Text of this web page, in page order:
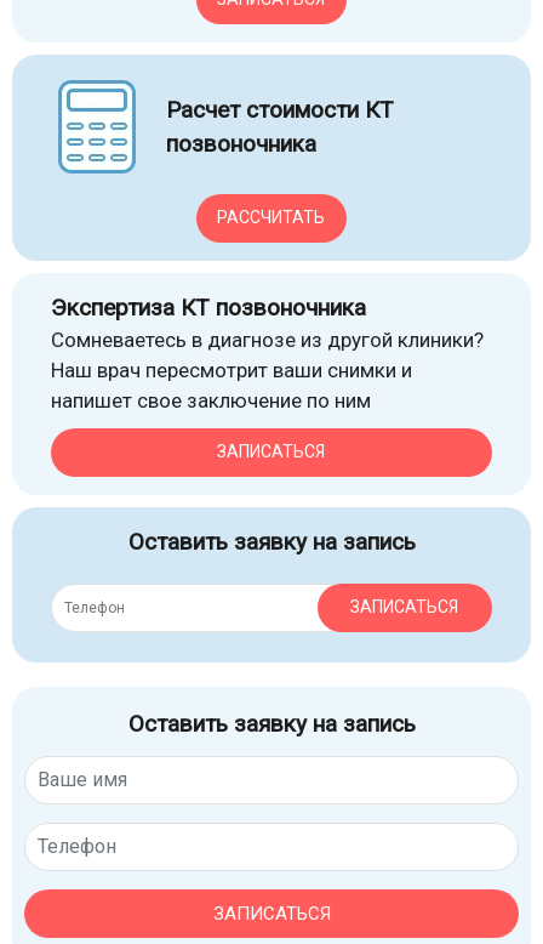
Расчет стоимости КТ
позвоночника
РАССЧИТАТЬ
Экспертиза КТ позвоночника
Сомневаетесь в диагнозе из другой клиники?
Наш врач пересмотрит ваши снимки и
напишет свое заключение по ним
ЗАПИСАТЬСЯ
Оставить заявку на запись
ЗАПИСАТЬСЯ
Оставить заявку на запись
ЗАПИСАТЬСЯ